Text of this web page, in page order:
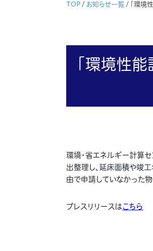
TOP / お知らせ一覧 / 「環境
「環境性
環境・省エネルギー計算
出整理し、延床面積や竣
由で申請していなかった
プレスリリースはこちら